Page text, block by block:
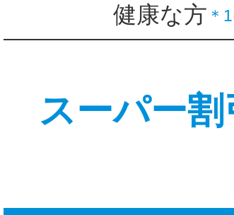
健康な方 ＊1
スーパー